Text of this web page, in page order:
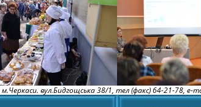
м.Черкаси. вул.Бидгощська 38/1, тел (факс) 64-21-78, e-